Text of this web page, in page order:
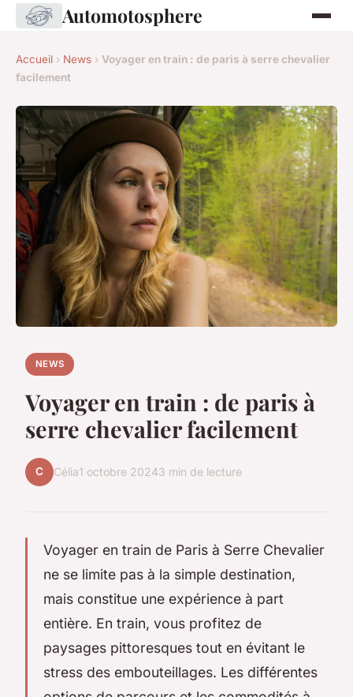
Automotosphere
Accueil › News › Voyager en train : de paris à serre chevalier
facilement
NEWS
Voyager en train : de paris à
serre chevalier facilement
C Célia1 octobre 20243 min de lecture
Voyager en train de Paris à Serre Chevalier
ne se limite pas à la simple destination,
mais constitue une expérience à part
entière. En train, vous profitez de
paysages pittoresques tout en évitant le
stress des embouteillages. Les différentes